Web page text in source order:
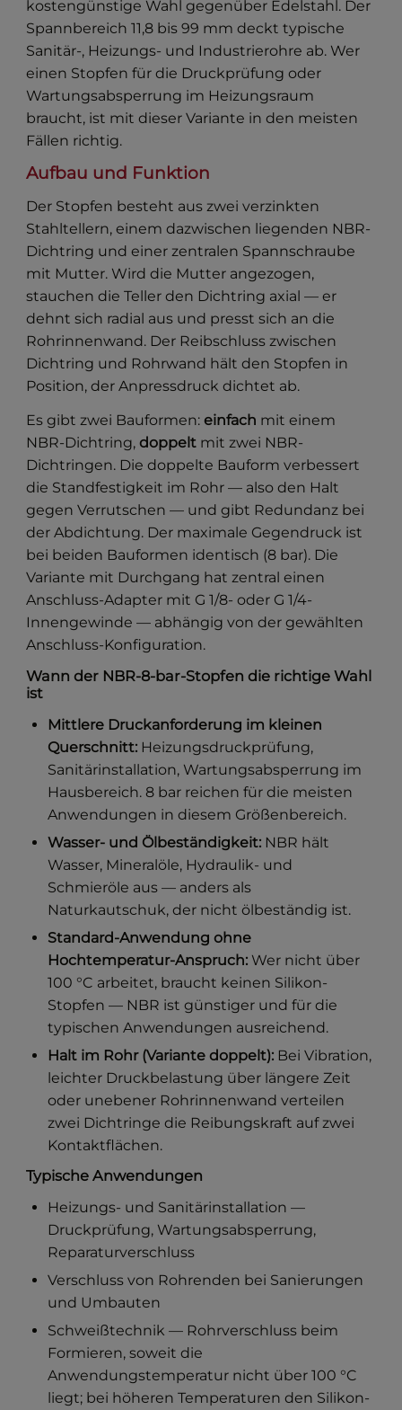
kostengünstige Wahl gegenüber Edelstahl. Der
Spannbereich 11,8 bis 99 mm deckt typische
Sanitär-, Heizungs- und Industrierohre ab. Wer
einen Stopfen für die Druckprüfung oder
Wartungsabsperrung im Heizungsraum
braucht, ist mit dieser Variante in den meisten
Fällen richtig.
Aufbau und Funktion
Der Stopfen besteht aus zwei verzinkten
Stahltellern, einem dazwischen liegenden NBR-
Dichtring und einer zentralen Spannschraube
mit Mutter. Wird die Mutter angezogen,
stauchen die Teller den Dichtring axial — er
dehnt sich radial aus und presst sich an die
Rohrinnenwand. Der Reibschluss zwischen
Dichtring und Rohrwand hält den Stopfen in
Position, der Anpressdruck dichtet ab.
Es gibt zwei Bauformen:einfach mit einem
NBR-Dichtring,doppelt mit zwei NBR-
Dichtringen. Die doppelte Bauform verbessert
die Standfestigkeit im Rohr — also den Halt
gegen Verrutschen — und gibt Redundanz bei
der Abdichtung. Der maximale Gegendruck ist
bei beiden Bauformen identisch (8 bar). Die
Variante mit Durchgang hat zentral einen
Anschluss-Adapter mit G 1/8- oder G 1/4-
Innengewinde — abhängig von der gewählten
Anschluss-Konfiguration.
Wann der NBR-8-bar-Stopfen die richtige Wahl
ist
Mittlere Druckanforderung im kleinen
Querschnitt: Heizungsdruckprüfung,
Sanitärinstallation, Wartungsabsperrung im
Hausbereich. 8 bar reichen für die meisten
Anwendungen in diesem Größenbereich.
Wasser- und Ölbeständigkeit: NBR hält
Wasser, Mineralöle, Hydraulik- und
Schmieröle aus — anders als
Naturkautschuk, der nicht ölbeständig ist.
Standard-Anwendung ohne
Hochtemperatur-Anspruch: Wer nicht über
100 °C arbeitet, braucht keinen Silikon-
Stopfen — NBR ist günstiger und für die
typischen Anwendungen ausreichend.
Halt im Rohr (Variante doppelt): Bei Vibration,
leichter Druckbelastung über längere Zeit
oder unebener Rohrinnenwand verteilen
zwei Dichtringe die Reibungskraft auf zwei
Kontaktflächen.
Typische Anwendungen
Heizungs- und Sanitärinstallation —
Druckprüfung, Wartungsabsperrung,
Reparaturverschluss
Verschluss von Rohrenden bei Sanierungen
und Umbauten
Schweißtechnik — Rohrverschluss beim
Formieren, soweit die
Anwendungstemperatur nicht über 100 °C
liegt; bei höheren Temperaturen den Silikon-